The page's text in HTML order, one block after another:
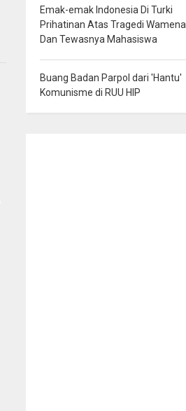
Emak-emak Indonesia Di Turki
Prihatinan Atas Tragedi Wamena
Dan Tewasnya Mahasiswa
Buang Badan Parpol dari 'Hantu'
Komunisme di RUU HIP